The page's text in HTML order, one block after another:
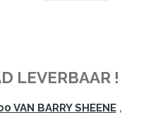
LEVERBAAR !
VAN BARRY SHEENE,